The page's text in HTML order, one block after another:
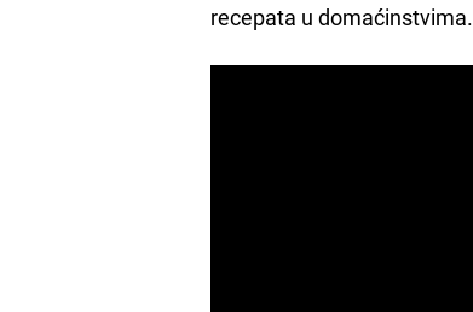
recepata u domaćinstvima.